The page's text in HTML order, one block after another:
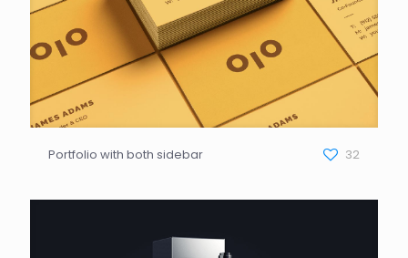
Portfolio with both sidebar 32